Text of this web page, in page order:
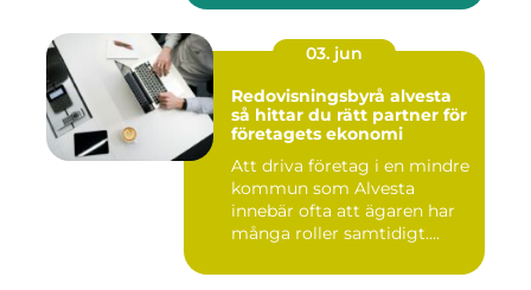
03. jun
Redovisningsbyrå alvesta
så hittar du rätt partner för
företagets ekonomi
Att driva företag i en mindre
kommun som Alvesta
innebär ofta att ägaren har
många roller samtidigt....